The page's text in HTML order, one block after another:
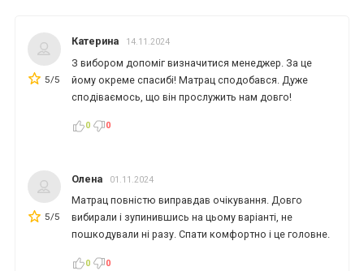
5/5
Катерина 14.11.2024
З вибором допоміг визначитися менеджер. За це
йому окреме спасибі! Матрац сподобався. Дуже
сподіваємось, що він прослужить нам довго!
0 0
5/5
Олена 01.11.2024
Матрац повністю виправдав очікування. Довго
вибирали і зупинившись на цьому варіанті, не
пошкодували ні разу. Спати комфортно і це головне.
0 0
*
*
*
*
*